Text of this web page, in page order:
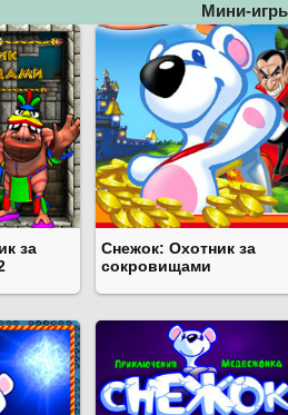
Мини-
за
Снежок: Охотник за
сокровищами